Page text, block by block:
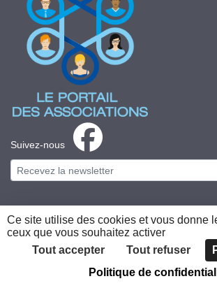
Suivez-nous
Plateforme développée en France par
Ce site utilise des cookies et vous donne
ceux que vous souhaitez activer
Tout accepter
Tout refuser
Politique de